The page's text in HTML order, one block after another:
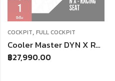
,FULL COCKPIT
Cooler Master DYN X RACING SEAT – BLACK